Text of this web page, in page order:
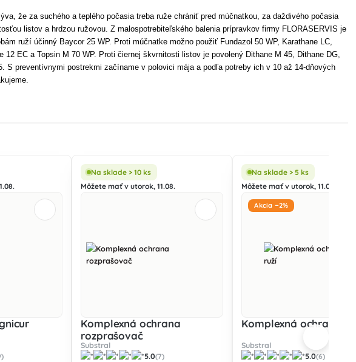
že za suchého a teplého počasia treba ruže chrániť pred múčnatkou, za daždivého počasia
listov a hrdzou ružovou. Z malospotrebiteľského balenia prípravkov firmy FLORASERVIS je
ruží účinný Baycor 25 WP. Proti múčnatke možno použiť Fundazol 50 WP, Karathane LC,
12 EC a Topsin M 70 WP. Proti čiernej škvrnitosti listov je povolený Dithane M 45, Dithane DG,
S preventívnymi postrekmi začíname v polovici mája a podľa potreby ich v 10 až 14-dňových
Na sklade > 10 ks
Môžete mať v utorok, 11.08.
Komplexná ochrana
rozprašovač
Substral
5.0(7)
Na sklade > 5 ks
Môžete mať v utorok, 11.08.
Akcia −2%
Komplexná ochrana
Substral
5.0(6)